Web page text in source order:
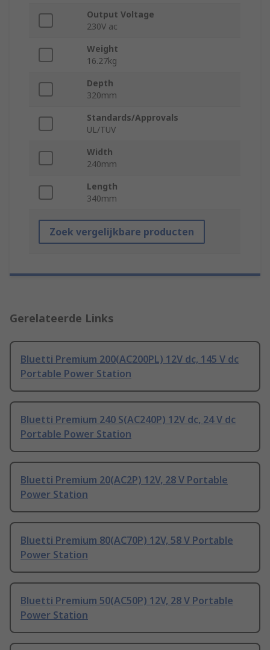
Output Voltage
230V ac
Weight
16.27kg
Depth
320mm
Standards/Approvals
UL/TUV
Width
240mm
Length
340mm
Zoek vergelijkbare producten
Gerelateerde Links
Bluetti Premium 200(AC200PL) 12V dc, 145 V dc
Portable Power Station
Bluetti Premium 240 S(AC240P) 12V dc, 24 V dc
Portable Power Station
Bluetti Premium 20(AC2P) 12V, 28 V Portable
Power Station
Bluetti Premium 80(AC70P) 12V, 58 V Portable
Power Station
Bluetti Premium 50(AC50P) 12V, 28 V Portable
Power Station